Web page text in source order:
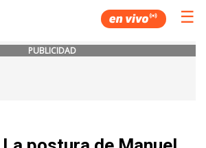
☰
PUBLICIDAD